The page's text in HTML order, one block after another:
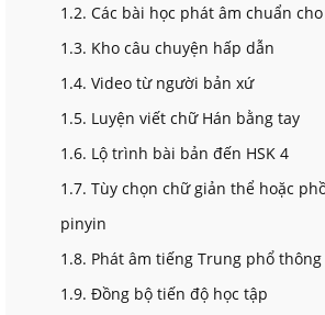
1.2. Các bài học phát âm chuẩn
1.3. Kho câu chuyện hấp dẫn
1.4. Video từ người bản xứ
1.5. Luyện viết chữ Hán bằng tay
1.6. Lộ trình bài bản đến HSK 4
1.7. Tùy chọn chữ giản thể hoặc
pinyin
1.8. Phát âm tiếng Trung phổ thông
1.9. Đồng bộ tiến độ học tập